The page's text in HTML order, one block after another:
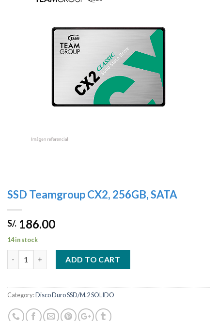
SSD Teamgroup CX2, 256GB, SATA
S/. 186.00
14 in stock
ADD TO CART
Category:Disco Duro SSD/M.2 SOLIDO